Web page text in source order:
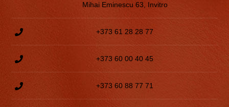
Mihai Eminescu 63, Invitro
+373 61 28 28 77
+373 60 00 40 45
+373 60 88 77 71